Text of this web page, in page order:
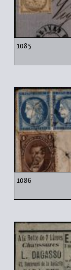
1085
1086